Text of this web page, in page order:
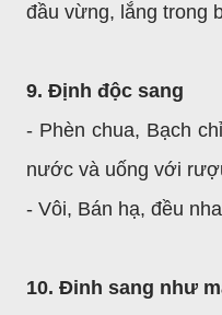
đầu vừng, lắng trong
9. Định độc sang
- Phèn chua, Bạch
nước và uống với
- Vôi, Bán hạ, đều
10. Đinh sang như